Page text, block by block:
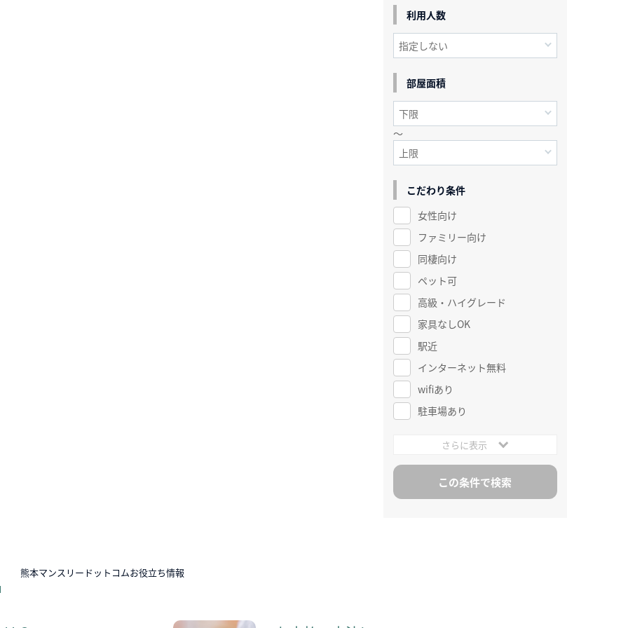
利用人数
部屋面積
～
こだわり条件
女性向け
ファミリー向け
同棲向け
ペット可
高級・ハイグレード
家具なしOK
駅近
インターネット無料
wifiあり
駐車場あり
さらに表示
熊本マンスリードットコムお役立ち情報